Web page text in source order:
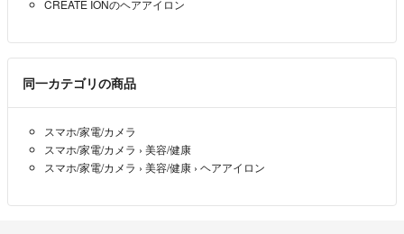
CREATE IONのヘアアイロン
同一カテゴリの商品
スマホ/家電/カメラ
スマホ/家電/カメラ › 美容/健康
スマホ/家電/カメラ › 美容/健康 › ヘアアイロン